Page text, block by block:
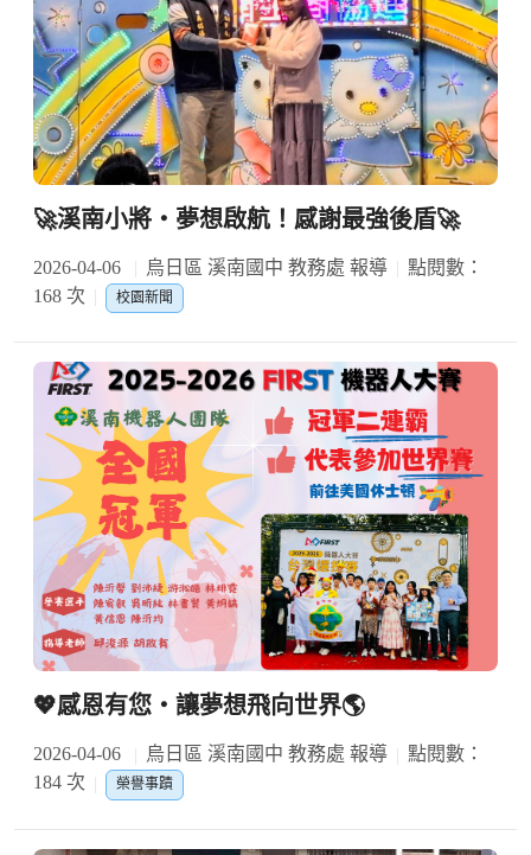
🚀溪南小將・夢想啟航！感謝最強後盾🚀
2026-04-06 烏日區 溪南國中 教務處 報導
點閱數：
168 次
校園新聞
💖感恩有您・讓夢想飛向世界🌎
2026-04-06 烏日區 溪南國中 教務處 報導
點閱數：
184 次
榮譽事蹟